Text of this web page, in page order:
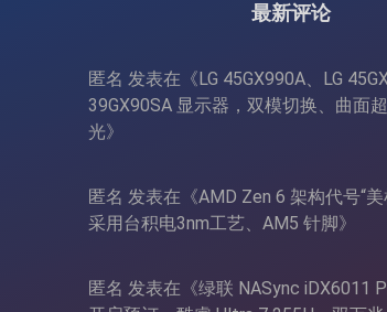
最新评论
匿名 发表在《 LG 45GX990A、LG
39GX90SA 显示器，双模切换、曲面
光》
匿名 发表在《AMD Zen 6 架构代号“
采用台积电3nm工艺、AM5 针脚》
匿名 发表在《绿联 NASync iDX6011